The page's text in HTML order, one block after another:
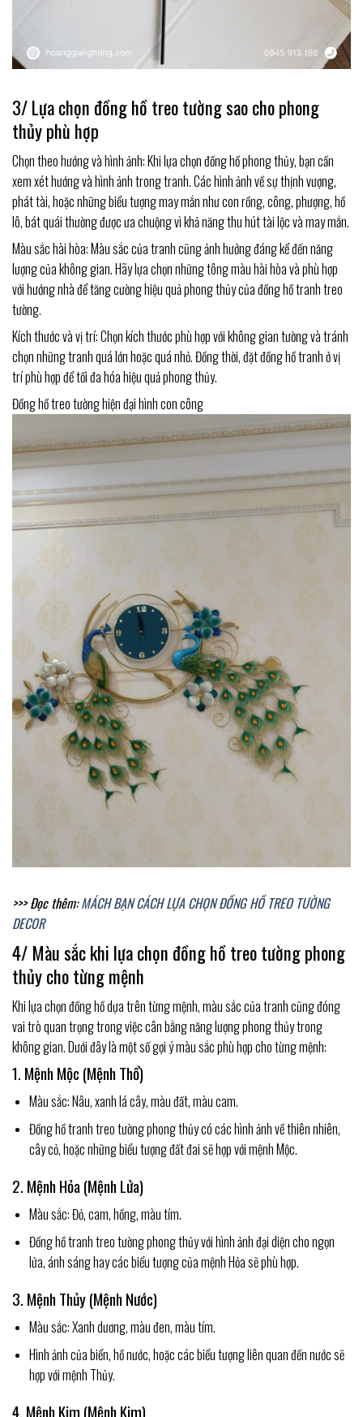
3/ Lựa chọn đồng hồ treo tường sao cho phong
thủy phù hợp
Chọn theo hướng và hình ảnh: Khi lựa chọn đồng hồ phong thủy, bạn cần
xem xét hướng và hình ảnh trong tranh. Các hình ảnh về sự thịnh vượng,
phát tài, hoặc những biểu tượng may mắn như con rồng, công, phượng, hồ
lô, bát quái thường được ưa chuộng vì khả năng thu hút tài lộc và may mắn.
Màu sắc hài hòa: Màu sắc của tranh cũng ảnh hưởng đáng kể đến năng
lượng của không gian. Hãy lựa chọn những tông màu hài hòa và phù hợp
với hướng nhà để tăng cường hiệu quả phong thủy của đồng hồ tranh treo
tường.
Kích thước và vị trí: Chọn kích thước phù hợp với không gian tường và tránh
chọn những tranh quá lớn hoặc quá nhỏ. Đồng thời, đặt đồng hồ tranh ở vị
trí phù hợp để tối đa hóa hiệu quả phong thủy.
Đồng hồ treo tường hiện đại hình con công
>>> Đọc thêm:MÁCH BẠN CÁCH LỰA CHỌN ĐỒNG HỒ TREO TƯỜNG
DECOR
4/ Màu sắc khi lựa chọn đồng hồ treo tường phong
thủy cho từng mệnh
Khi lựa chọn đồng hồ dựa trên từng mệnh, màu sắc của tranh cũng đóng
vai trò quan trọng trong việc cân bằng năng lượng phong thủy trong
không gian. Dưới đây là một số gợi ý màu sắc phù hợp cho từng mệnh:
1. Mệnh Mộc (Mệnh Thổ)
Màu sắc: Nâu, xanh lá cây, màu đất, màu cam.
Đồng hồ tranh treo tường phong thủy có các hình ảnh về thiên nhiên,
cây cỏ, hoặc những biểu tượng đất đai sẽ hợp với mệnh Mộc.
2. Mệnh Hỏa (Mệnh Lửa)
Màu sắc: Đỏ, cam, hồng, màu tím.
Đồng hồ tranh treo tường phong thủy với hình ảnh đại diện cho ngọn
lửa, ánh sáng hay các biểu tượng của mệnh Hỏa sẽ phù hợp.
3. Mệnh Thủy (Mệnh Nước)
Màu sắc: Xanh dương, màu đen, màu tím.
Hình ảnh của biển, hồ nước, hoặc các biểu tượng liên quan đến nước sẽ
hợp với mệnh Thủy.
4. Mệnh Kim (Mệnh Kim)